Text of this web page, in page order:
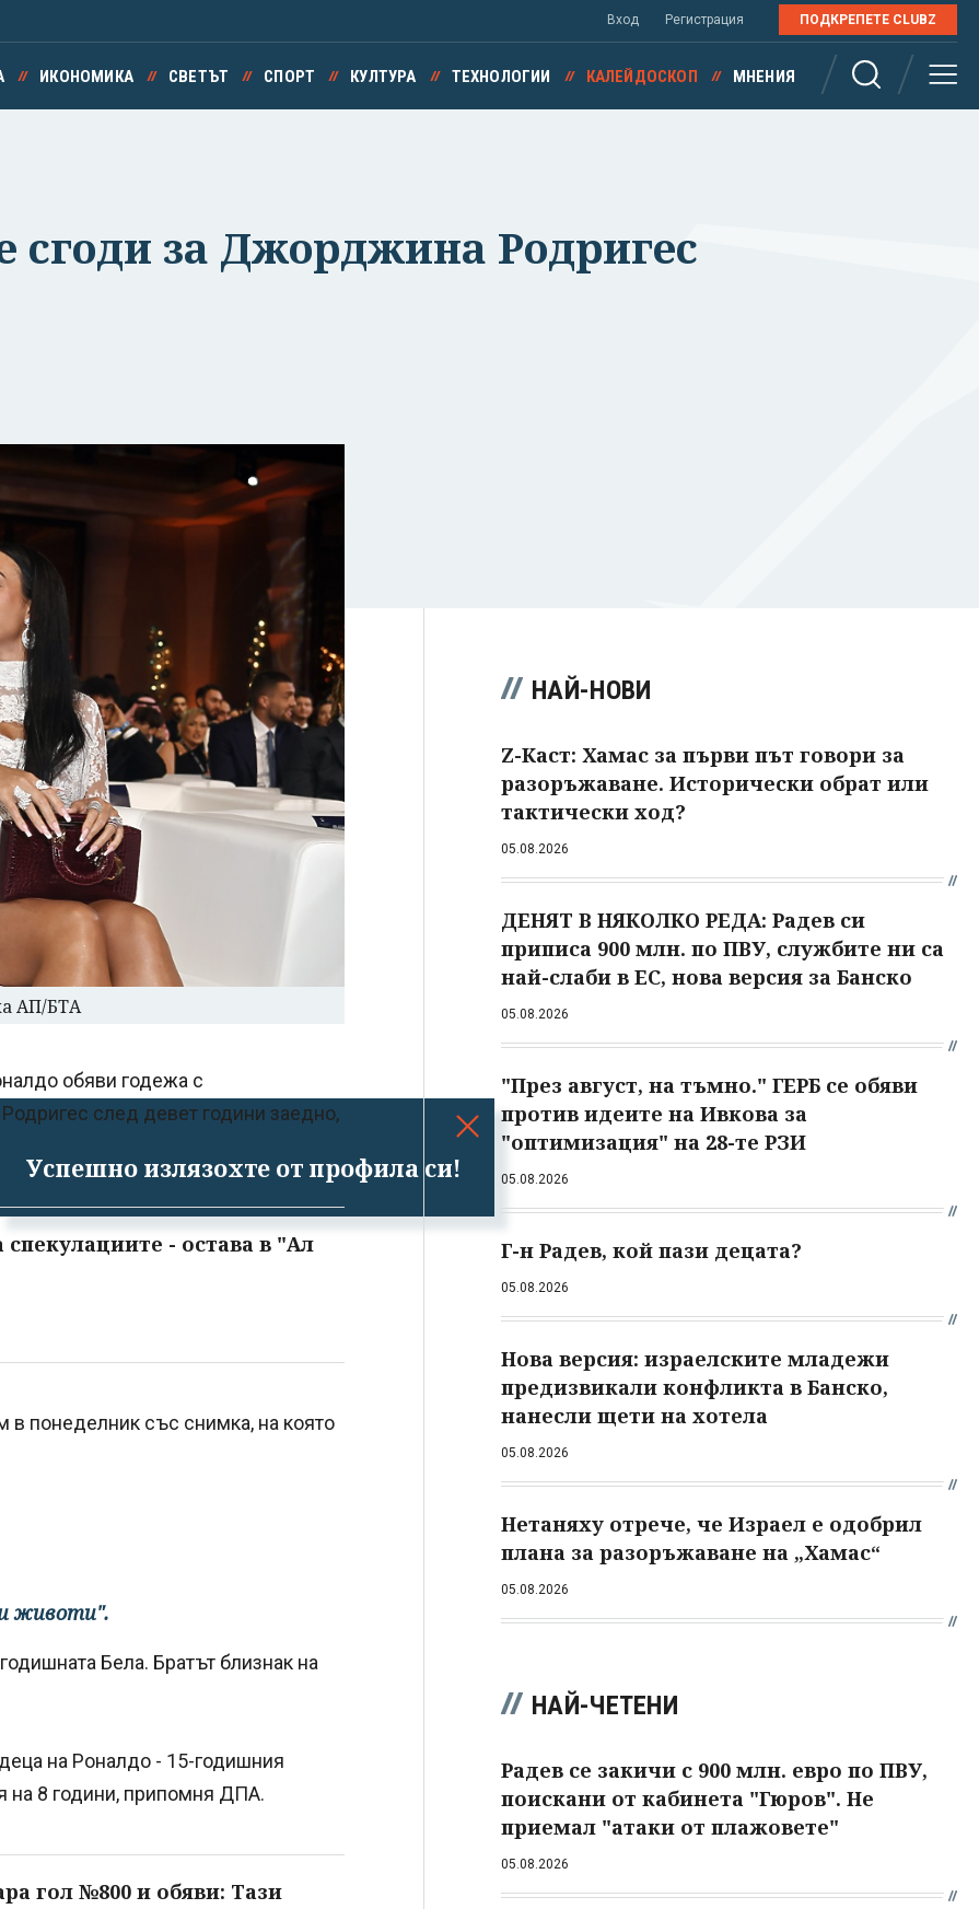
Успешно излязохте от профила си!
Вход Регистрация ПОДКРЕПЕТЕ CLUBZ
ИКОНОМИКА СВЕТЪТ СПОРТ КУЛТУРА ТЕХНОЛОГИИ КАЛЕЙДОСКОП МНЕНИЯ
сгоди за Джорджина Родригес
АП/БТА
обяви годежа с
след девет години заедно,
- остава в "Ал
в понеделник със снимка, на която
животи".
Бела. Братът близнак на
на Роналдо - 15-годишния
на 8 години, припомня ДПА.
гол №800 и обяви: Тази
НАЙ-НОВИ
Z-Каст: Хамас за първи път говори за
разоръжаване. Исторически обрат или
тактически ход?
05.08.2026
ДЕНЯТ В НЯКОЛКО РЕДА: Радев си
приписа 900 млн. по ПВУ, службите ни са
най-слаби в ЕС, нова версия за Банско
05.08.2026
"През август, на тъмно." ГЕРБ се обяви
против идеите на Ивкова за
"оптимизация" на 28-те РЗИ
05.08.2026
Г-н Радев, кой пази децата?
05.08.2026
Нова версия: израелските младежи
предизвикали конфликта в Банско,
нанесли щети на хотела
05.08.2026
Нетаняху отрече, че Израел е одобрил
плана за разоръжаване на „Хамас“
05.08.2026
НАЙ-ЧЕТЕНИ
Радев се закичи с 900 млн. евро по ПВУ,
поискани от кабинета "Гюров". Не
приемал "атаки от плажовете"
05.08.2026